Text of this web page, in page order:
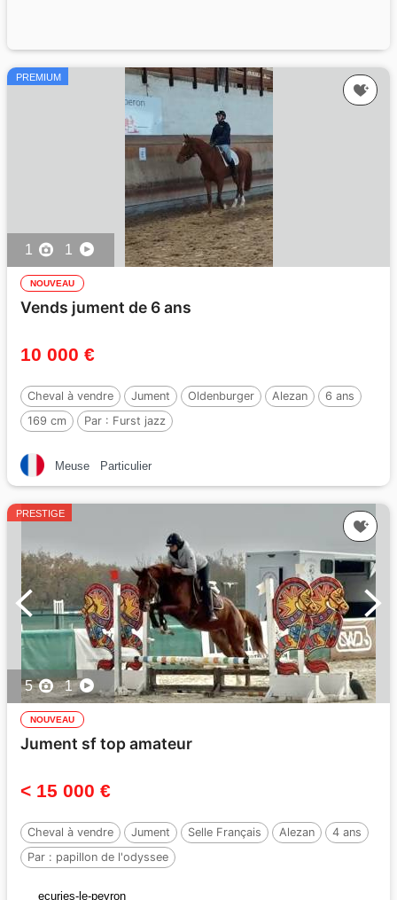
PREMIUM
1 1
NOUVEAU
Vends jument de 6 ans
10 000 €
Cheval à vendre Jument Oldenburger Alezan
6 ans
169 cm
Par : Furst jazz
Meuse Particulier
PRESTIGE
5 1
NOUVEAU
Jument sf top amateur
< 15 000 €
Cheval à vendre Jument Selle Français Alezan
4 ans
Par : papillon de l'odyssee
ecuries-le-peyron